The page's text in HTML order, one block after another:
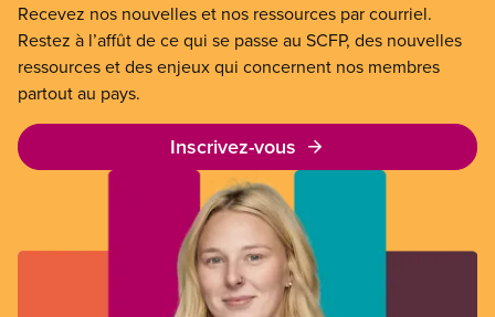
Recevez nos nouvelles et nos ressources par courriel.
Restez à l’affût de ce qui se passe au SCFP, des nouvelles
ressources et des enjeux qui concernent nos membres
partout au pays.
Inscrivez-vous